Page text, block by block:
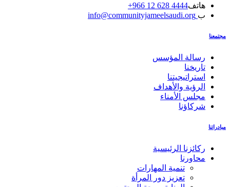
هاتف4444 628 12 966+
ب
مجتمعنا
رسالة المؤسس
تاريخنا
استراتيجيتنا
الرؤية والأهداف
مجلس الأمناء
شركاؤنا
مبادراتنا
ركائزنا الرئيسية
محاورنا
تنمية المهارات
تعزيز دور المرأة